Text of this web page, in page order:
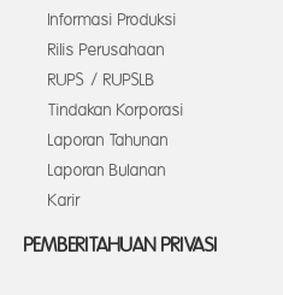
Informasi Produksi
Rilis Perusahaan
RUPS / RUPSLB
Tindakan Korporasi
Laporan Tahunan
Laporan Bulanan
Karir
PEMBERITAHUAN PRIVASI